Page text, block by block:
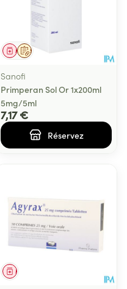
Sur prescription
Médicament
Sanofi
Primperan Sol Or 1x200ml
5mg/5ml
7,17 €
Réservez
Médicament